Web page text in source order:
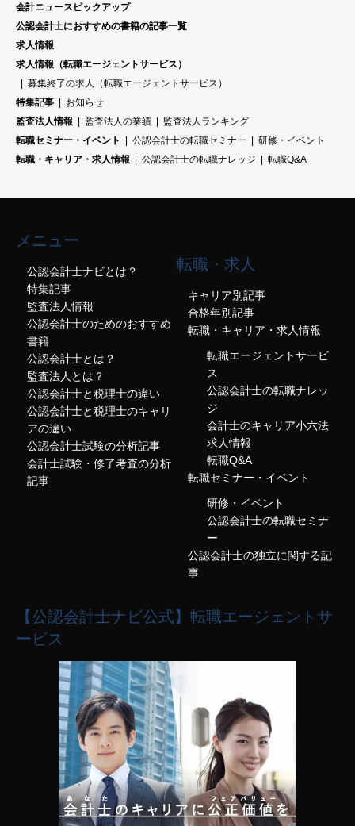
会計ニュースピックアップ
公認会計士におすすめの書籍の記事一覧
求人情報
求人情報（転職エージェントサービス）
募集終了の求人（転職エージェントサービス）
特集記事
お知らせ
監査法人情報
監査法人の業績
監査法人ランキング
転職セミナー・イベント
公認会計士の転職セミナー
研修・イベント
転職・キャリア・求人情報
公認会計士の転職ナレッジ 転職Q&A
メニュー
公認会計士ナビとは？
特集記事
監査法人情報
公認会計士のためのおすすめ
書籍
公認会計士とは？
監査法人とは？
公認会計士と税理士の違い
公認会計士と税理士のキャリ
アの違い
公認会計士試験の分析記事
会計士試験・修了考査の分析
記事
転職・求人
キャリア別記事
合格年別記事
転職・キャリア・求人情報
転職エージェントサービ
ス
公認会計士の転職ナレッ
ジ
会計士のキャリア小六法
求人情報
転職Q&A
転職セミナー・イベント
研修・イベント
公認会計士の転職セミナ
ー
公認会計士の独立に関する記
事
【公認会計士ナビ公式】転職エージェントサ
ービス